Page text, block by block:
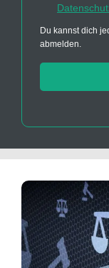
Du kannst dich
abmelden.